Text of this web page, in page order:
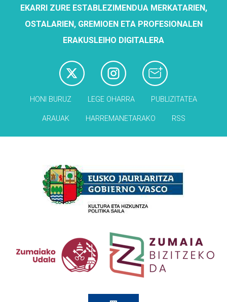
EKARRI ZURE ESTABLEZIMENDUA MERKATARIEN,
OSTALARIEN, GREMIOEN ETA PROFESIONALEN
ERAKUSLEIHO DIGITALERA
HONI BURUZ LEGE OHARRA PUBLIZITATEA
ARAUAK HARREMANETARAKO RSS